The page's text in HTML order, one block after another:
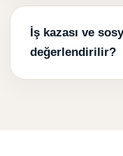
İş kazası ve
değerlendirilir?